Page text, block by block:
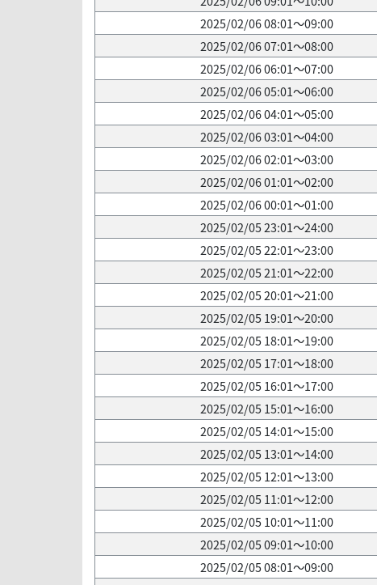
2025/02/06 08:01～09:00
2025/02/06 07:01～08:00
2025/02/06 06:01～07:00
2025/02/06 05:01～06:00
2025/02/06 04:01～05:00
2025/02/06 03:01～04:00
2025/02/06 02:01～03:00
2025/02/06 01:01～02:00
2025/02/06 00:01～01:00
2025/02/05 23:01～24:00
2025/02/05 22:01～23:00
2025/02/05 21:01～22:00
2025/02/05 20:01～21:00
2025/02/05 19:01～20:00
2025/02/05 18:01～19:00
2025/02/05 17:01～18:00
2025/02/05 16:01～17:00
2025/02/05 15:01～16:00
2025/02/05 14:01～15:00
2025/02/05 13:01～14:00
2025/02/05 12:01～13:00
2025/02/05 11:01～12:00
2025/02/05 10:01～11:00
2025/02/05 09:01～10:00
2025/02/05 08:01～09:00